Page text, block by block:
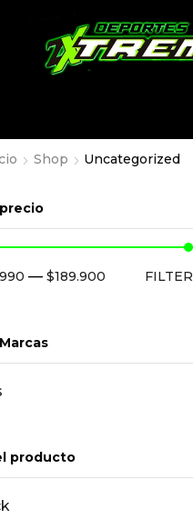
Shop Uncategorized
FILTER
— $189.900
producto